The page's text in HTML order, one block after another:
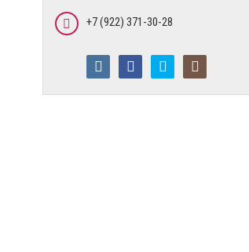
+7 (922) 371-30-28